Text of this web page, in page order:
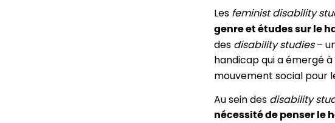
Les feminist disability
genre et études sur le
des disability studies–
handicap qui a émergé à
mouvement social pour
Au sein des disability
nécessité de penser le